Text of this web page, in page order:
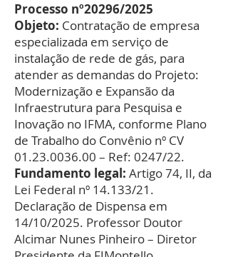
Processo nº20296/2025
Objeto: Contratação de empresa
especializada em serviço de
instalação de rede de gás, para
atender as demandas do Projeto:
Modernização e Expansão da
Infraestrutura para Pesquisa e
Inovação no IFMA, conforme Plano
de Trabalho do Convênio nº CV
01.23.0036.00 – Ref: 0247/22.
Fundamento legal: Artigo 74, II, da
Lei Federal nº 14.133/21.
Declaração de Dispensa em
14/10/2025. Professor Doutor
Alcimar Nunes Pinheiro – Diretor